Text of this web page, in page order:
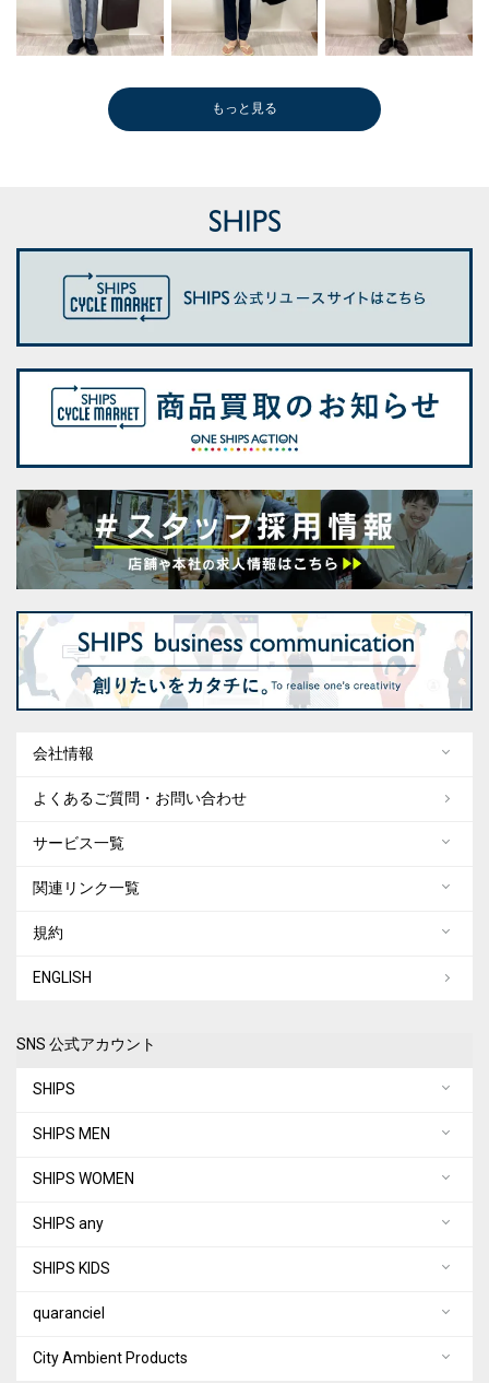
もっと見る
会社情報
よくあるご質問・お問い合わせ
サービス一覧
関連リンク一覧
規約
ENGLISH
SNS 公式アカウント
SHIPS
SHIPS MEN
SHIPS WOMEN
SHIPS any
SHIPS KIDS
quaranciel
City Ambient Products